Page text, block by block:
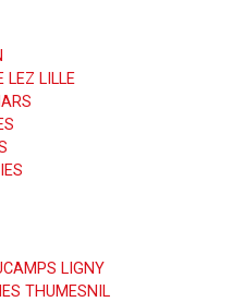
LILLE
LIGNY
THUMESNIL